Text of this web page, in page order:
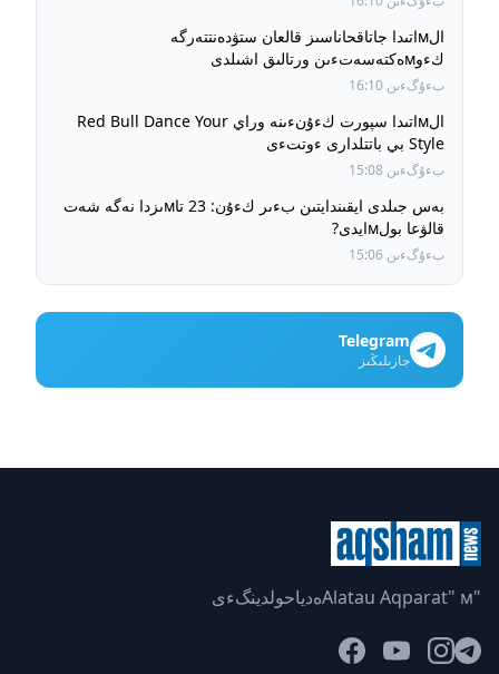
الмاتىدا جاتاقحاناسىز قالعان ستۋدەنتتەرگە
كءوмەكتەسەتءىن ورتالىق اشىلدى
بءۇگءىن 16:10
الмاتىدا سپورت كءۇنءىنە وراي Red Bull Dance Your
Style بي باتتلدارى ءوتتءى
بءۇگءىن 15:08
بەس جىلدى ايقىندايتىن بءىر كءۇن: 23 تاмىزدا نەگە شەت
قالۋعا بولмايدى?
بءۇگءىن 15:06
Telegram
جازىلىڭىز
"Alatau Aqparat" мەدياحولدينگءى